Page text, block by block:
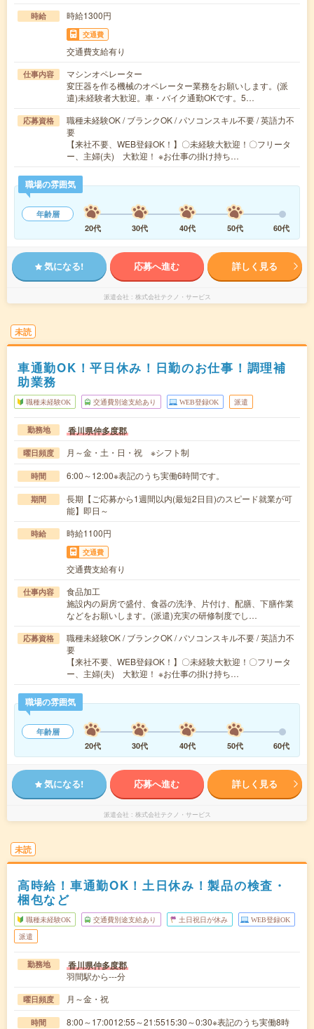
時給 時給1300円
交通費
交通費支給有り
仕事内容
マシンオペレーター
変圧器を作る機械のオペレーター業務をお願いします。(派
遣)未経験者大歓迎。車・バイク通勤OKです。5…
応募資格
職種未経験OK / ブランクOK / パソコンスキル不要 / 英語力不
要
【来社不要、WEB登録OK！】〇未経験大歓迎！〇フリータ
ー、主婦(夫) 大歓迎！ ※お仕事の掛け持ち…
職場の雰囲気
年齢層
20代
30代 40代 50代 60代
気になる! 応募へ進む 詳しく見る
派遣会社 株式会社テクノ・サービス
未読
車通勤OK！平日休み！日勤のお仕事！調理補
助業務
職種未経験OK 交通費別途支給あり WEB登録OK 派遣
勤務地 香川県仲多度郡
曜日頻度 月～金・土・日・祝 ※シフト制
時間 6:00～12:00※表記のうち実働6時間です。
期間
長期【ご応募から1週間以内(最短2日目)のスピード就業が可
能】即日～
時給 時給1100円
交通費
交通費支給有り
仕事内容
食品加工
施設内の厨房で盛付、食器の洗浄、片付け、配膳、下膳作業
などをお願いします。(派遣)充実の研修制度でし…
応募資格
職種未経験OK / ブランクOK / パソコンスキル不要 / 英語力不
要
【来社不要、WEB登録OK！】〇未経験大歓迎！〇フリータ
ー、主婦(夫) 大歓迎！ ※お仕事の掛け持ち…
職場の雰囲気
年齢層
20代
30代 40代 50代 60代
気になる! 応募へ進む 詳しく見る
派遣会社 株式会社テクノ・サービス
未読
高時給！車通勤OK！土日休み！製品の検査・
梱包など
職種未経験OK 交通費別途支給あり 土日祝日が休み WEB登録OK
派遣
勤務地 香川県仲多度郡
羽間駅から---分
曜日頻度 月～金・祝
時間
8:00～17:0012:55～21:5515:30～0:30※表記のうち実働8時